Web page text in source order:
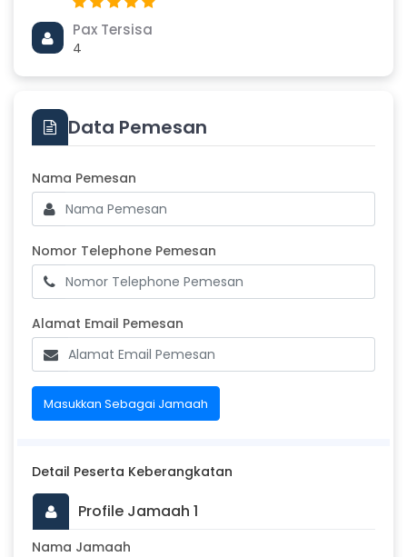
Data Pemesan
Nama Pemesan
Nomor Telephone Pemesan
Alamat Email Pemesan
Masukkan Sebagai Jamaah
Detail Peserta Keberangkatan
Profile Jamaah 1
Nama Jamaah
Pax Tersisa
4